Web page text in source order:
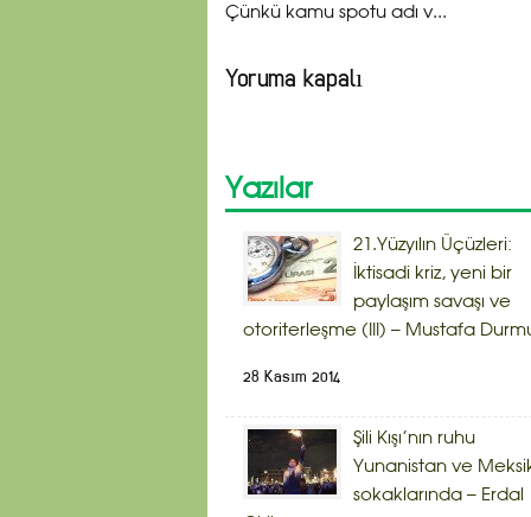
Çünkü kamu spotu adı v...
Yoruma kapalı
Yazılar
21.Yüzyılın Üçüzleri:
İktisadi kriz, yeni bir
paylaşım savaşı ve
otoriterleşme (III) – Mustafa
28 Kasım 2014
Şili Kışı’nın ruhu
Yunanistan ve
sokaklarında – Erdal